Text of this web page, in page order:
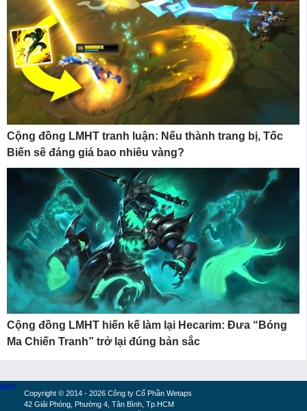
Cộng đồng LMHT tranh luận: Nếu thành trang bị, Tốc
Biến sẽ đáng giá bao nhiêu vàng?
Cộng đồng LMHT hiến kế làm lại Hecarim: Đưa “Bóng
Ma Chiến Tranh” trở lại đúng bản sắc
Copyright © 2014 - 2026 Công ty Cổ Phần Wetaps
42 Giải Phóng, Phường 4, Tân Bình, Tp.HCM
MXH